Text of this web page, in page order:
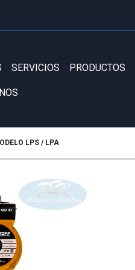
SERVICIOS PRODUCTOS
LPS / LPA